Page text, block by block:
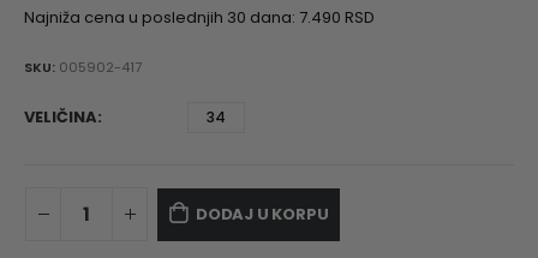
was: is:
Najniža cena u poslednjih 30 dana: 7.490 RSD
SKU: 005902-417
VELIČINA 34
DODAJ U KORPU